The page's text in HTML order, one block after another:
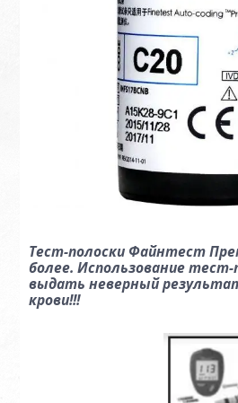
Тест-полоски Файнтест
более. Использование
выдать неверный
крови!!!